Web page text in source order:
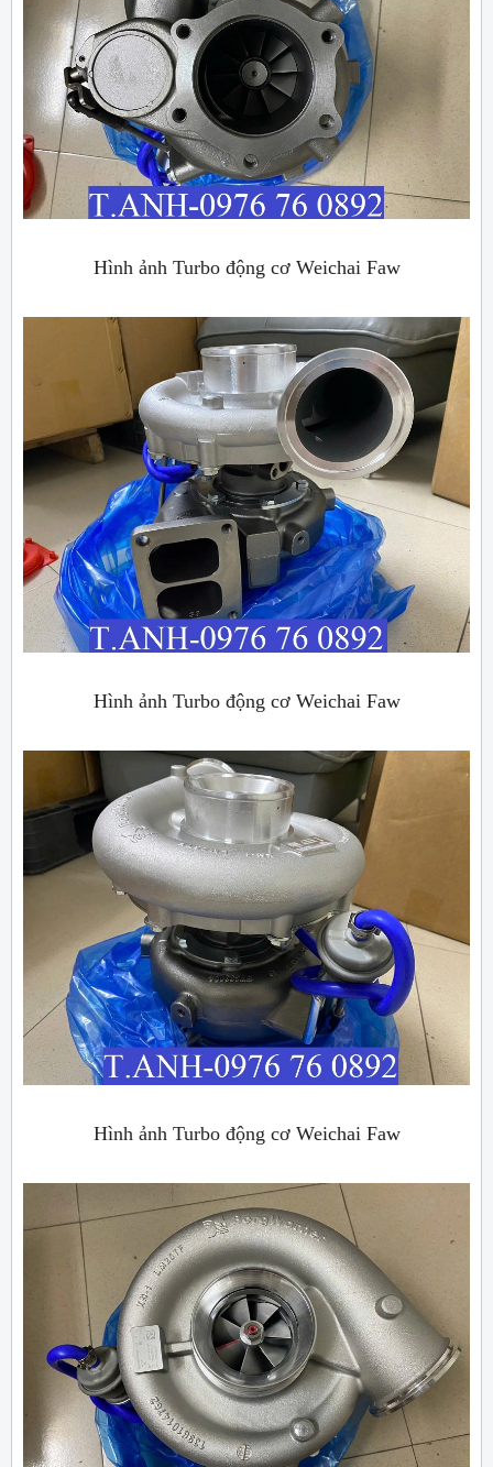
Hình ảnh Turbo động cơ Weichai Faw
Hình ảnh Turbo động cơ Weichai Faw
Hình ảnh Turbo động cơ Weichai Faw